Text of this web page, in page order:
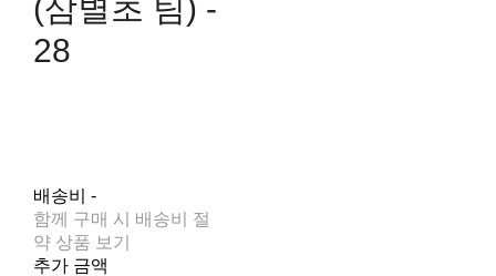
(삼별초 팀) -
28
배송비 -
함께 구매 시 배송비 절
약 상품 보기
추가 금액